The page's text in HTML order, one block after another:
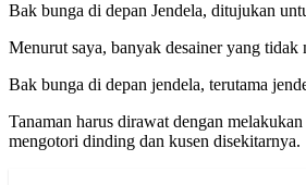
Bak bunga di depan Jendela, ditujukan
Menurut saya, banyak desainer yang
Bak bunga di depan jendela, terutama
Tanaman harus dirawat dengan
mengotori dinding dan kusen disekitarnya.